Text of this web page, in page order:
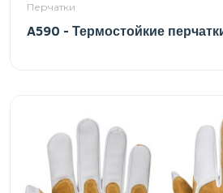
Перчатки
A590 - Термостойкие